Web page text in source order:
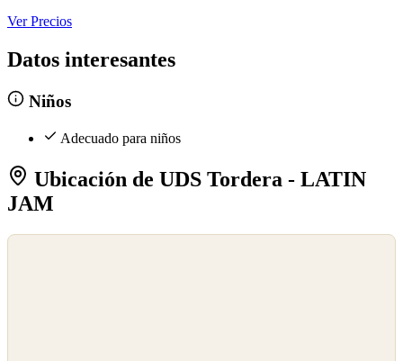
Ver Precios
Datos interesantes
Niños
Adecuado para niños
Ubicación de UDS Tordera - LATIN
JAM